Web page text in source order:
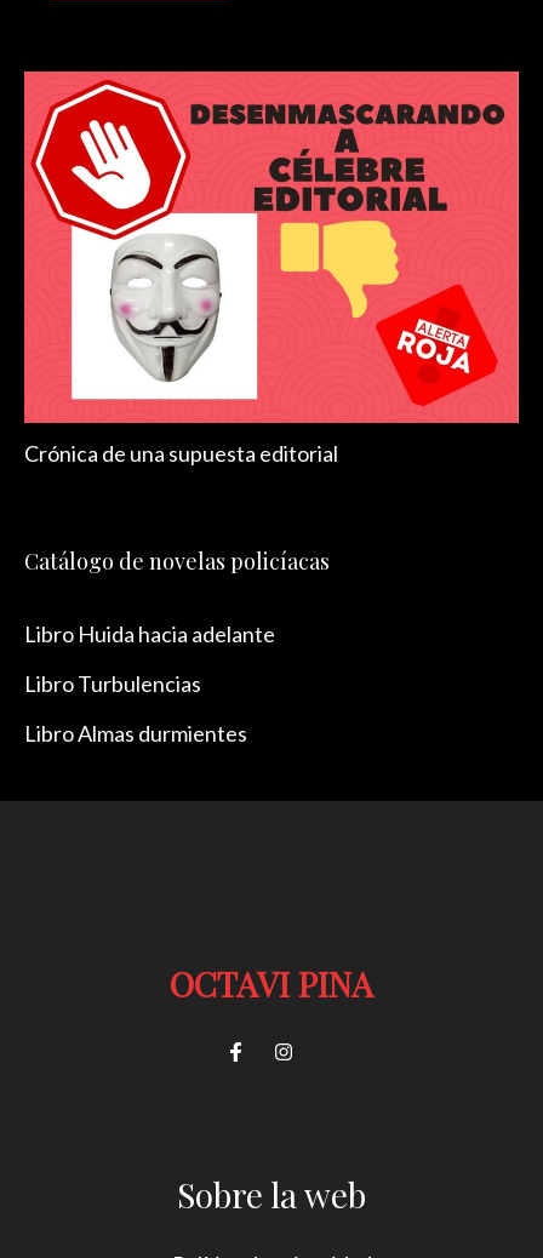
Crónica de una supuesta editorial
Catálogo de novelas policíacas
Libro Huida hacia adelante
Libro Turbulencias
Libro Almas durmientes
OCTAVI PINA
Sobre la web